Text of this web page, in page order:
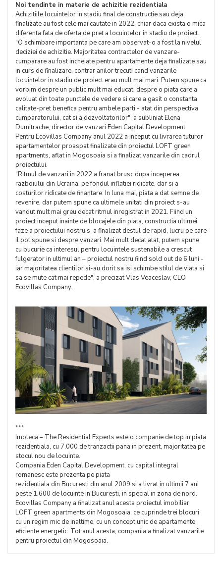
Noi tendinte in materie de achizitie rezidentiala
Achizitiile locuintelor in stadiu final de constructie sau deja
finalizate au fost cele mai cautate in 2022, chiar daca exista o mica
diferenta fata de oferta de pret a locuintelor in stadiu de proiect.
"O schimbare importanta pe care am observat-o a fost la nivelul
deciziei de achizitie. Majoritatea contractelor de vanzare-
cumparare au fost incheiate pentru apartamente deja finalizate sau
in curs de finalizare, contrar anilor trecuti cand vanzarile
locuintelor in stadiu de proiect erau mult mai mari. Putem spune ca
vorbim despre un public mult mai educat, despre o piata care a
evoluat din toate punctele de vedere si care a gasit o constanta
calitate-pret benefica pentru ambele parti - atat din perspectiva
cumparatorului, cat si a dezvoltatorilor", a subliniat Elena
Dumitrache, director de vanzari Eden Capital Development.
Pentru Ecovillas Company anul 2022 a inceput cu livrarea tuturor
apartamentelor proaspat finalizate din proiectul LOFT green
apartments, aflat in Mogosoaia si a finalizat vanzarile din cadrul
proiectului.
"Ritmul de vanzari in 2022 a franat brusc dupa inceperea
razboiului din Ucraina, pe fondul inflatiei ridicate, dar si a
costurilor ridicate de finantare. In luna mai, piata a dat semne de
revenire, dar putem spune ca ultimele unitati din proiect s-au
vandut mult mai greu decat ritmul inregistrat in 2021. Fiind un
proiect inceput inainte de blocajele din piata, constructia ultimei
faze a proiectului nostru s-a finalizat destul de rapid, lucru pe care
il pot spune si despre vanzari. Mai mult decat atat, putem spune
cu bucurie ca interesul pentru locuintele sustenabile a crescut
fulgerator in ultimul an – proiectul nostru fiind sold out de 6 luni -
iar majoritatea clientilor si-au dorit sa isi schimbe stilul de viata si
sa se mute cat mai repede", a precizat Vlas Veaceslav, CEO
Ecovillas Company.
***
Imoteca – The Residential Experts este o companie de top in piata
rezidentiala, cu 7.000 de tranzactii pana in prezent, majoritatea pe
stocul nou de locuinte.
Compania Eden Capital Development, cu capital integral
romanesc este prezenta pe piata
rezidentiala din Bucuresti din anul 2009 si a livrat in ultimii 7 ani
peste 1.600 de locuinte in Bucuresti, in special in zona de nord.
Ecovillas Company a finalizat anul acesta proiectul imobiliar
LOFT green apartments din Mogosoaia, ce cuprinde trei blocuri
cu un regim mic de inaltime, cu un concept unic de apartamente
eficiente energetic. Tot anul acesta, compania a finalizat vanzarile
pentru proiectul din Mogosoaia.